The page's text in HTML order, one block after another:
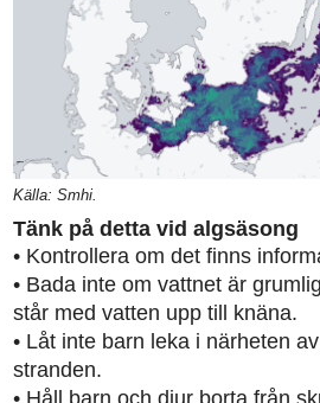
Källa: Smhi.
Tänk på detta vid algsäsong
• Kontrollera om det finns
• Bada inte om vattnet är
står med vatten upp till knäna.
• Låt inte barn leka i närheten
stranden.